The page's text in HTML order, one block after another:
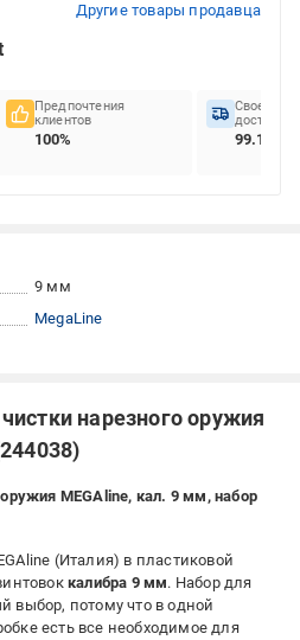
Другие товары продавца
Предпочтения
клиентов
100%
доставок
99.18%
9 мм
MegaLine
нарезного оружия
MEGAline, кал. 9 мм, набор
(Италия) в пластиковой
калибра 9 мм. Набор для
выбор, потому что в одной
есть все необходимое для